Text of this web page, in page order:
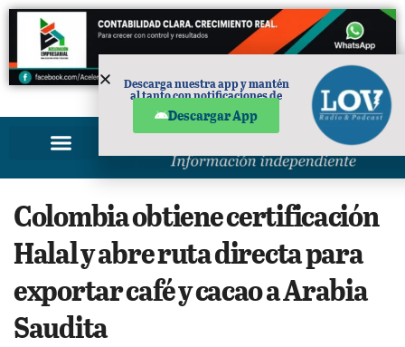
PUBLICIDAD
Colombia obtiene certificación
Halal y abre ruta directa para
exportar café y cacao a Arabia
Saudita
Descarga nuestra app y mantén
al tanto con notificaciones de
Descargar App